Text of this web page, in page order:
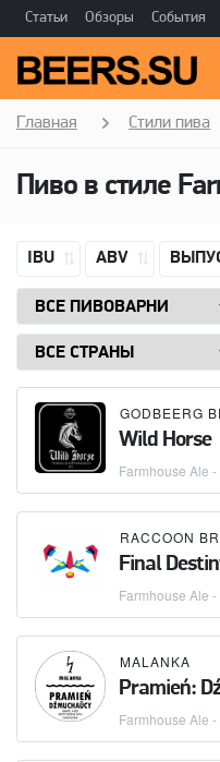
Статьи Обзоры События
Главная Стили пива
Пиво в стиле
IBU ABV
GODBEERG
Wild Horse
Farmhouse Ale -
RACCOON
Final
Farmhouse Ale -
MALANKA
Pramień:
Farmhouse Ale -